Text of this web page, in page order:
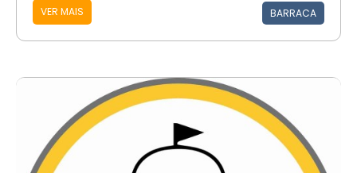
VER MAIS BARRACA